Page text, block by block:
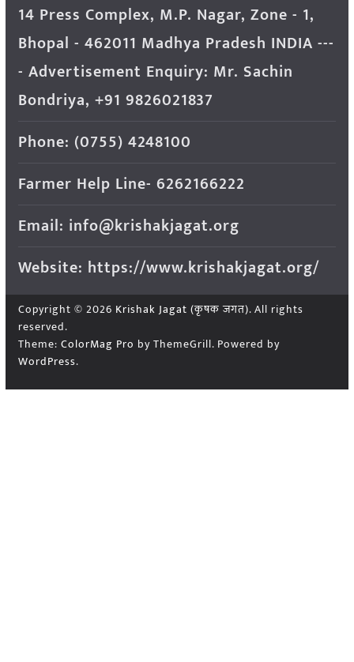
14 Press Complex, M.P. Nagar, Zone - 1,
Bhopal - 462011 Madhya Pradesh INDIA ---
- Advertisement Enquiry: Mr. Sachin
Bondriya, +91 9826021837
Phone: (0755) 4248100
Farmer Help Line- 6262166222
Email: info@krishakjagat.org
Website: https://www.krishakjagat.org/
Copyright © 2026 Krishak Jagat (कृषक जगत). All rights
reserved.
Theme: ColorMag Pro by ThemeGrill. Powered by
WordPress.